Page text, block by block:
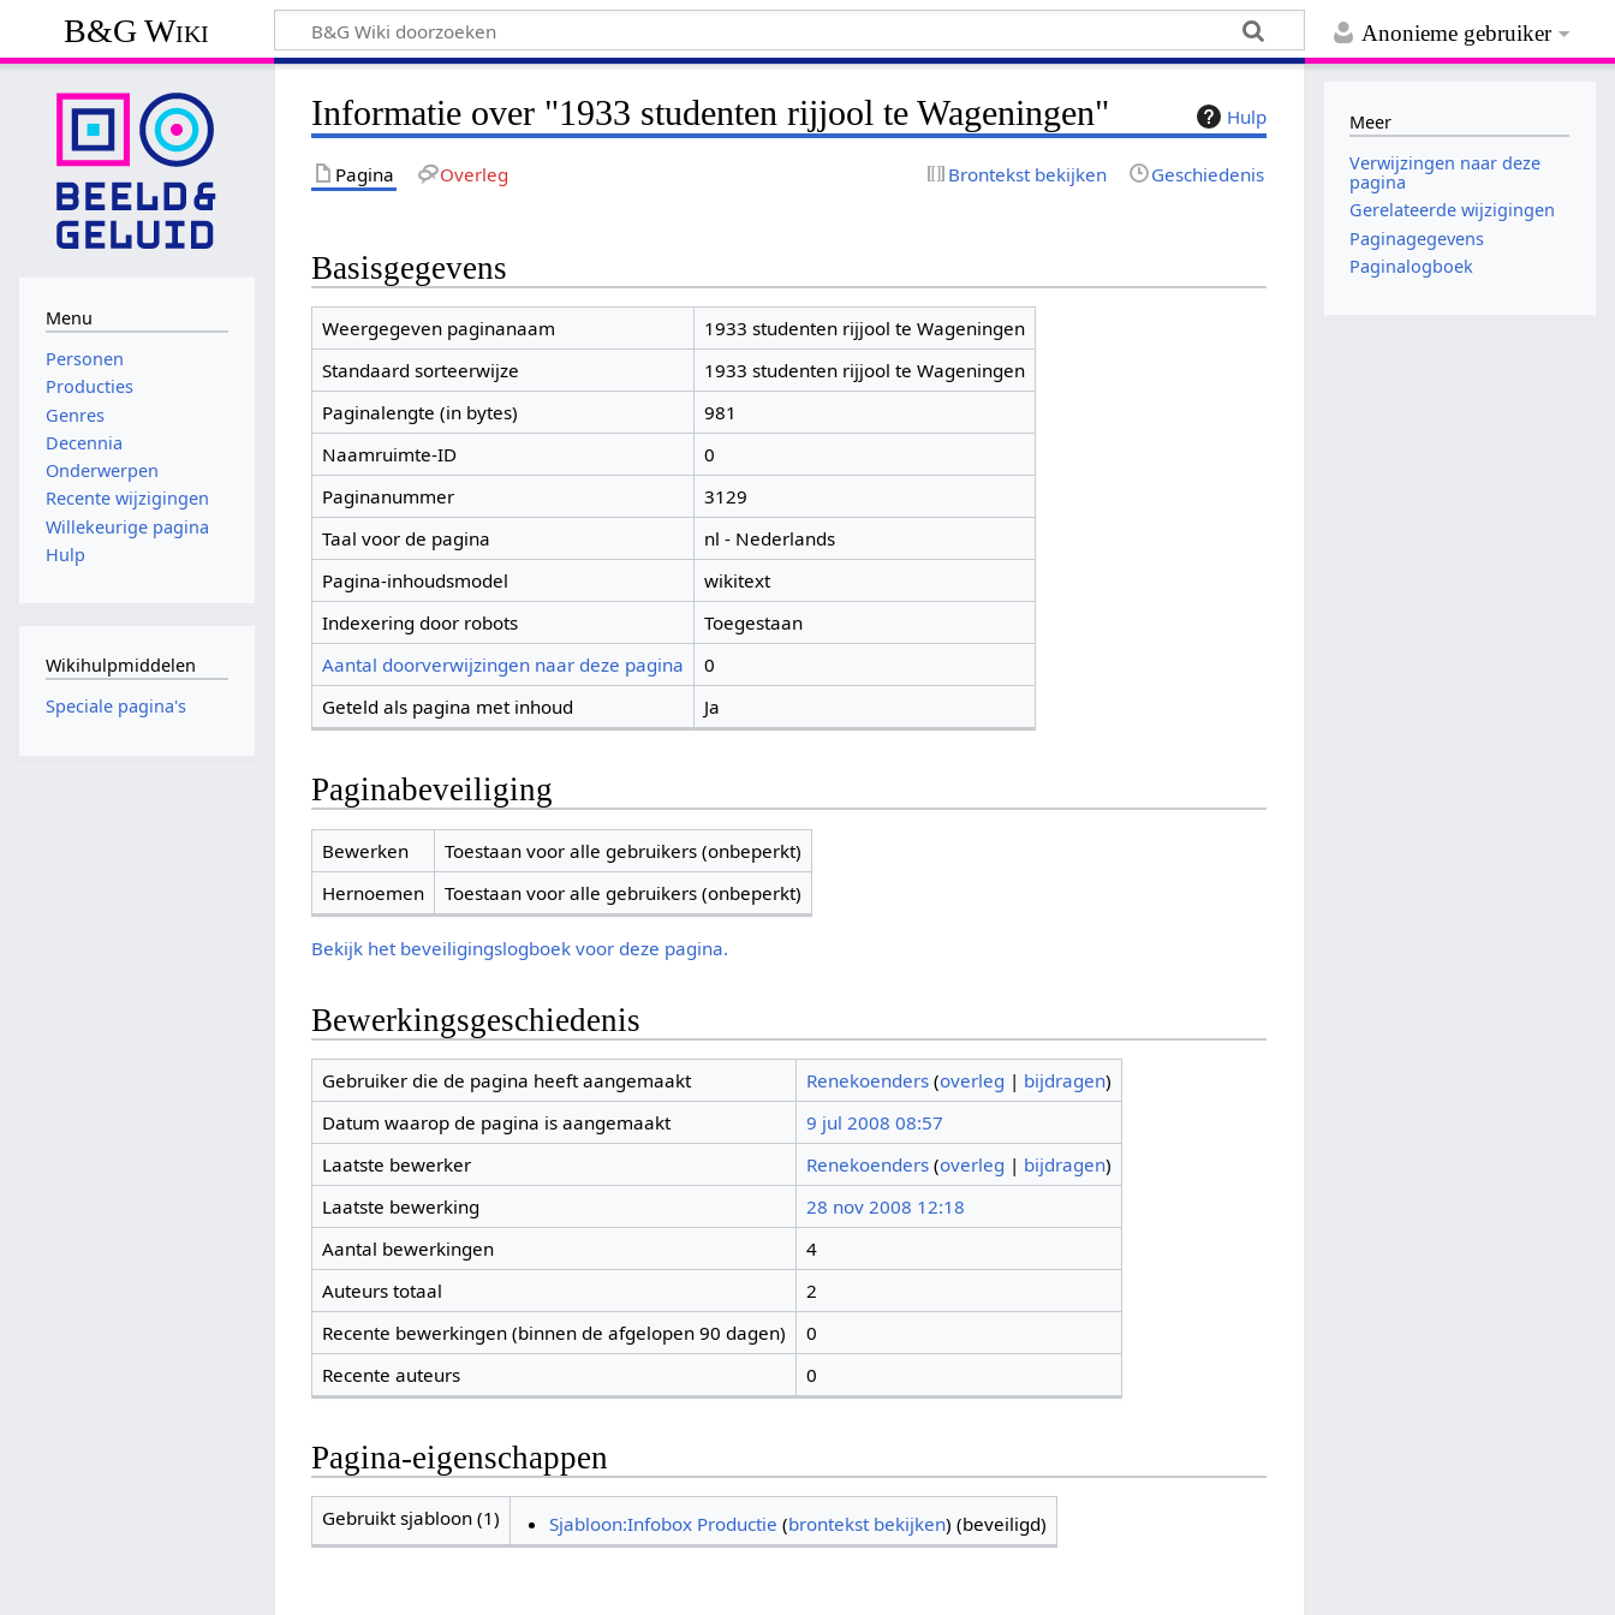
Anonieme gebruiker
B&G Wiki
Hulp
Informatie over "1933 studenten rijjool te Wageningen"
Pagina Overleg Brontekst bekijken Geschiedenis
Basisgegevens
Weergegeven paginanaam
1933 studenten rijjool te Wageningen
Standaard sorteerwijze
1933 studenten rijjool te Wageningen
Paginalengte (in bytes)
981
Naamruimte-ID
0
Paginanummer
3129
Taal voor de pagina
nl - Nederlands
Pagina-inhoudsmodel
wikitext
Indexering door robots
Toegestaan
Aantal doorverwijzingen naar deze pagina
0
Geteld als pagina met inhoud
Ja
Paginabeveiliging
Bewerken
Toestaan voor alle gebruikers (onbeperkt)
Hernoemen
Toestaan voor alle gebruikers (onbeperkt)
Bekijk het beveiligingslogboek voor deze pagina.
Bewerkingsgeschiedenis
Gebruiker die de pagina heeft aangemaakt Renekoenders (overleg | bijdragen)
Datum waarop de pagina is aangemaakt
9 jul 2008 08:57
Laatste bewerker
Renekoenders (overleg | bijdragen)
Laatste bewerking
28 nov 2008 12:18
Aantal bewerkingen
4
Auteurs totaal
2
Recente bewerkingen (binnen de afgelopen 90 dagen)
0
Recente auteurs
0
Pagina-eigenschappen
Gebruikt sjabloon (1) Sjabloon:Infobox Productie (brontekst bekijken) (beveiligd)
Menu
Personen
Producties
Genres
Decennia
Onderwerpen
Recente wijzigingen
Willekeurige pagina
Hulp
Wikihulpmiddelen
Speciale pagina's
Meer
Verwijzingen naar deze
pagina
Gerelateerde wijzigingen
Paginagegevens
Paginalogboek